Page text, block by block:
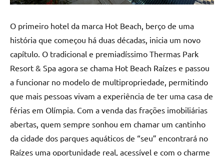
O primeiro hotel da marca Hot Beach, berço de uma
história que começou há duas décadas, inicia um novo
capítulo. O tradicional e premiadíssimo Thermas Park
Resort & Spa agora se chama Hot Beach Raízes e passou
a funcionar no modelo de multipropriedade, permitindo
que mais pessoas vivam a experiência de ter uma casa de
férias em Olímpia. Com a venda das frações imobiliárias
abertas, quem sempre sonhou em chamar um cantinho
da cidade dos parques aquáticos de “seu” encontrará no
Raízes uma oportunidade real, acessível e com o charme